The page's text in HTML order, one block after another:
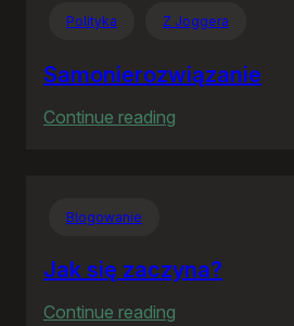
Polityka Z Joggera
Samonierozwiązanie
Continue reading
Blogowanie
Jak się zaczyna?
Continue reading